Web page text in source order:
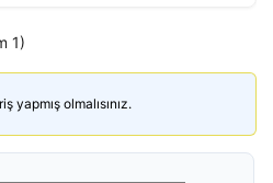
1)
yapmış olmalısınız.